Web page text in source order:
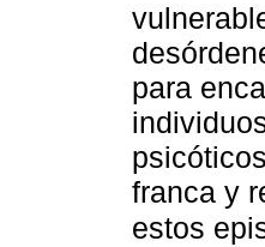
para
franca y
estos